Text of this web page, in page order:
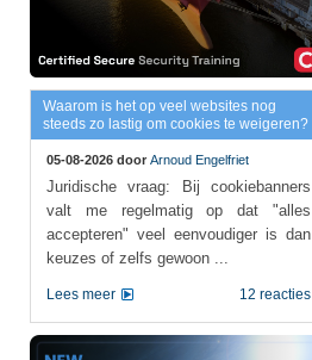
Waarom is het op veel websites nog
steeds zo lastig om cookies te weigeren?
05-08-2026 door Arnoud Engelfriet
Juridische vraag: Bij cookiebanners
valt me regelmatig op dat "alles
accepteren" veel eenvoudiger is dan
keuzes of zelfs gewoon ...
12 reacties
Lees meer